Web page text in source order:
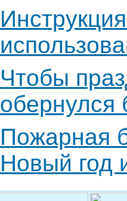
Чтобы
обернулся
Пожарная
Новый год